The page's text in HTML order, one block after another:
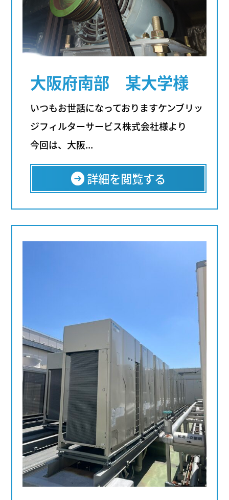
大阪府南部 某大学様
いつもお世話になっておりますケンブリッ
ジフィルターサービス株式会社様より
今回は、大阪...
詳細を閲覧する